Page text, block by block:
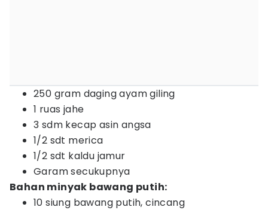
250 gram daging ayam giling
1 ruas jahe
3 sdm kecap asin angsa
1/2 sdt merica
1/2 sdt kaldu jamur
Garam secukupnya
Bahan minyak bawang putih:
10 siung bawang putih, cincang